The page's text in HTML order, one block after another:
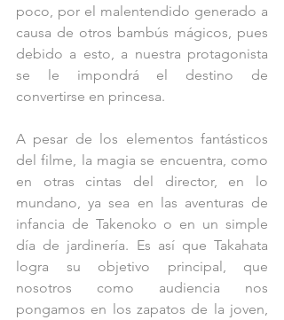
poco, por el malentendido generado a
causa de otros bambús mágicos, pues
debido a esto, a nuestra protagonista
se le impondrá el destino de
convertirse en princesa.
A pesar de los elementos fantásticos
del filme, la magia se encuentra, como
en otras cintas del director, en lo
mundano, ya sea en las aventuras de
infancia de Takenoko o en un simple
día de jardinería. Es así que Takahata
logra su objetivo principal, que
nosotros como audiencia nos
pongamos en los zapatos de la joven,